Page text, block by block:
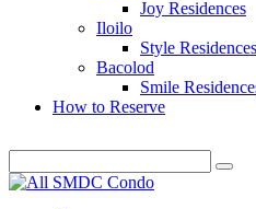
Joy Residences
Iloilo
Style Residences
Bacolod
Smile
How to Reserve